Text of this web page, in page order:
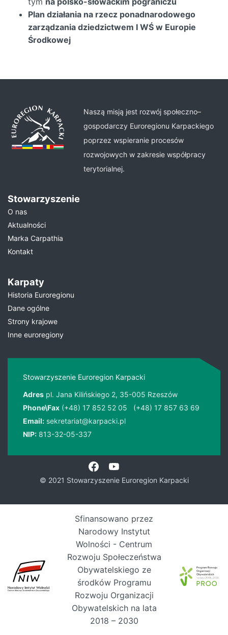
Plan działania na rzecz ponadnarodowego
zarządzania dziedzictwem I WŚ w Europie
Środkowej
Naszą misją jest rozwój społeczno–
gospodarczy Euroregionu Karpackiego
poprzez wspieranie procesów
rozwojowych w zakresie współpracy
terytorialnej.
Stowarzyszenie
O nas
Aktualności
Marka Carpathia
Kontakt
Karpaty
Historia Euroregionu
Dane ogólne
Strony krajowe
Inne euroregiony
Stowarzyszenie Euroregion Karpacki
Adres pl. Jana Kilińskiego 2, 35-005 Rzeszów
Phone\Fax (+48) 17 852 52 05
(+48) 17 857 63 69
Email: sekretariat@karpacki.pl
NIP: 813-32-05-337
© 2021 Stowarzyszenie Euroregion Karpacki
Sfinansowano przez
Narodowy Instytut
Wolności - Centrum
Rozwoju Społeczeństwa
Obywatelskiego ze
środków Programu
Rozwoju Organizacji
Obywatelskich na lata
2018 – 2030